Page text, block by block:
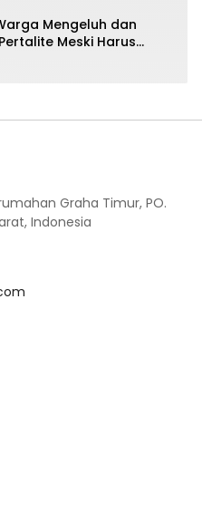
Mengeluh dan
Meski Harus
Graha Timur, PO.
Indonesia